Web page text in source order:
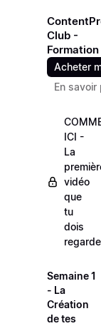
Club -
Formation
Acheter
En savoir
ICI -
La
vidéo
que
tu
dois
Semaine 1
- La
Création
de tes